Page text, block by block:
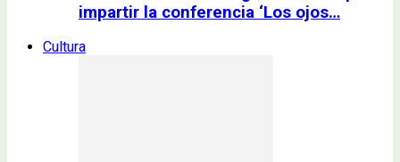
impartir la conferencia ‘Los ojos…
Cultura